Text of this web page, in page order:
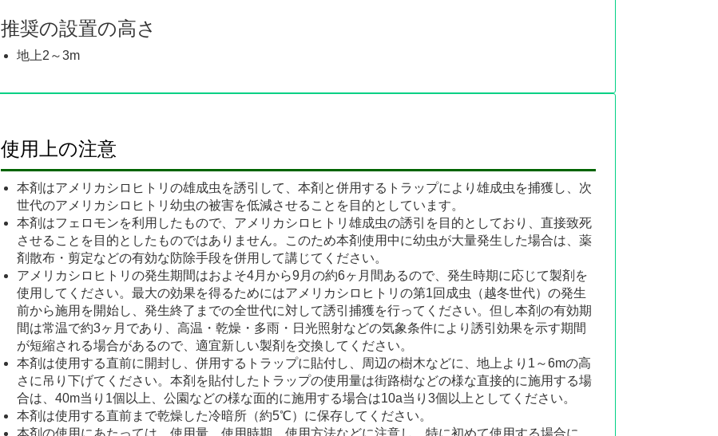
推奨の設置の高さ
地上2～3m
使用上の注意
本剤はアメリカシロヒトリの雄成虫を誘引して、本剤と併用するトラップにより雄成虫を捕獲し、次
世代のアメリカシロヒトリ幼虫の被害を低減させることを目的としています。
本剤はフェロモンを利用したもので、アメリカシロヒトリ雄成虫の誘引を目的としており、直接致死
させることを目的としたものではありません。このため本剤使用中に幼虫が大量発生した場合は、薬
剤散布・剪定などの有効な防除手段を併用して講じてください。
アメリカシロヒトリの発生期間はおよそ4月から9月の約6ヶ月間あるので、発生時期に応じて製剤を
使用してください。最大の効果を得るためにはアメリカシロヒトリの第1回成虫（越冬世代）の発生
前から施用を開始し、発生終了までの全世代に対して誘引捕獲を行ってください。但し本剤の有効期
間は常温で約3ヶ月であり、高温・乾燥・多雨・日光照射などの気象条件により誘引効果を示す期間
が短縮される場合があるので、適宜新しい製剤を交換してください。
本剤は使用する直前に開封し、併用するトラップに貼付し、周辺の樹木などに、地上より1～6mの高
さに吊り下げてください。本剤を貼付したトラップの使用量は街路樹などの様な直接的に施用する場
合は、40m当り1個以上、公園などの様な面的に施用する場合は10a当り3個以上としてください。
本剤は使用する直前まで乾燥した冷暗所（約5℃）に保存してください。